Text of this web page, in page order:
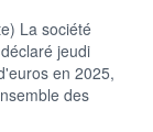
La société
jeudi
en 2025,
des